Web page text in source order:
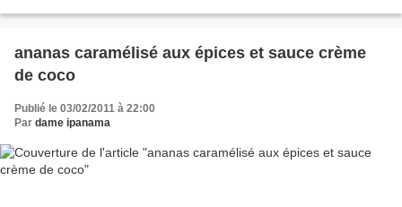
ananas caramélisé aux épices et sauce crème
de coco
Publié le 03/02/2011 à 22:00
Par dame ipanama